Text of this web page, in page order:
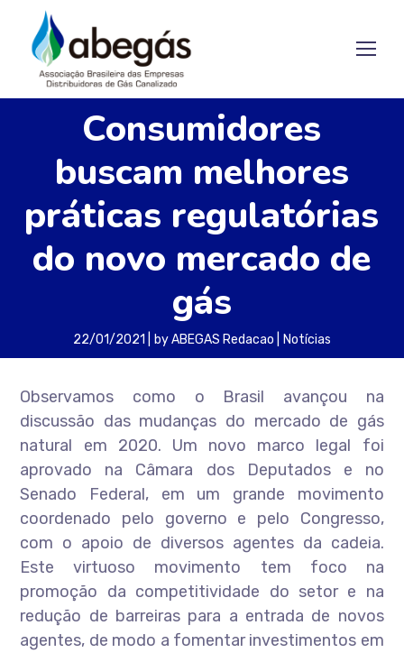
Consumidores
buscam melhores
práticas regulatórias
do novo mercado de
gás
22/01/2021 byABEGAS Redacao Notícias
Observamos como o Brasil avançou na
discussão das mudanças do mercado de gás
natural em 2020. Um novo marco legal foi
aprovado na Câmara dos Deputados e no
Senado Federal, em um grande movimento
coordenado pelo governo e pelo Congresso,
com o apoio de diversos agentes da cadeia.
Este virtuoso movimento tem foco na
promoção da competitividade do setor e na
redução de barreiras para a entrada de novos
agentes, de modo a fomentar investimentos em